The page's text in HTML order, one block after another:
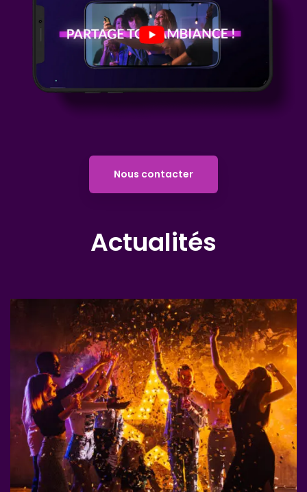
Nous contacter
Actualités